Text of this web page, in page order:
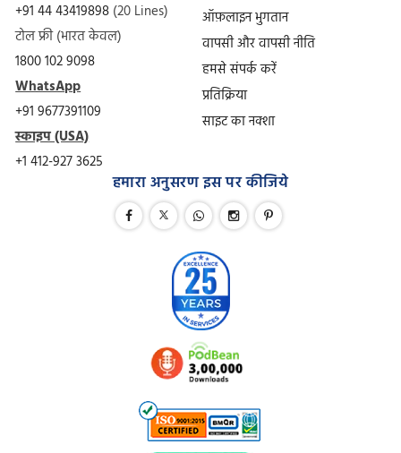
+91 44 43419898 (20 Lines)
टोल फ्री (भारत केवल)
1800 102 9098
WhatsApp
+91 9677391109
स्काइप (USA)
+1 412-927 3625
ऑफ़लाइन भुगतान
वापसी और वापसी नीति
हमसे संपर्क करें
प्रतिक्रिया
साइट का नक्शा
हमारा अनुसरण इस पर कीजिये